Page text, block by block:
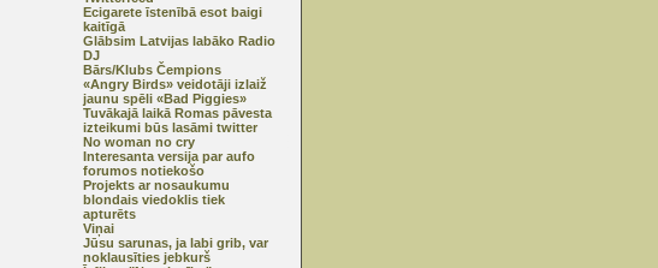
Ecigarete īstenībā esot baigi
kaitīgā
Glābsim Latvijas labāko Radio
DJ
Bārs/Klubs Čempions
«Angry Birds» veidotāji izlaiž
jaunu spēli «Bad Piggies»
Tuvākajā laikā Romas pāvesta
izteikumi būs lasāmi twitter
No woman no cry
Interesanta versija par aufo
forumos notiekošo
Projekts ar nosaukumu
blondais viedoklis tiek
apturēts
Viņai
Jūsu sarunas, ja labi grib, var
noklausīties jebkurš